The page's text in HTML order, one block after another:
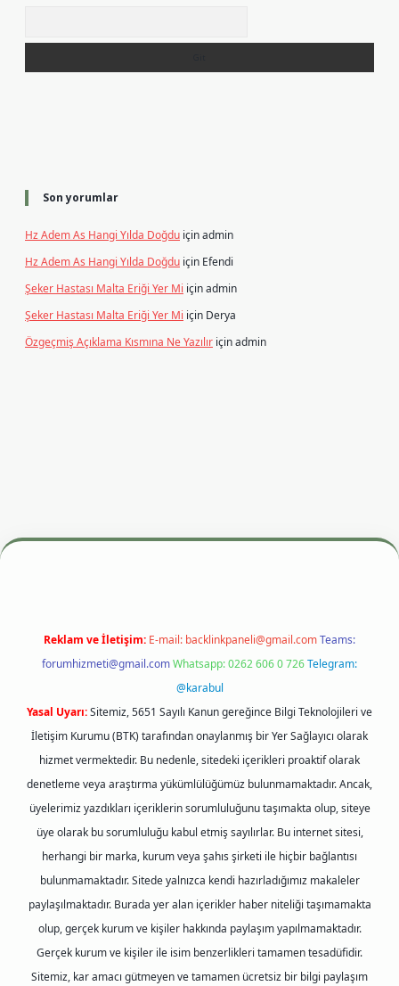
Son yorumlar
Hz Adem As Hangi Yılda Doğdu içinadmin
Hz Adem As Hangi Yılda Doğdu için Efendi
Şeker Hastası Malta Eriği Yer Mi içinadmin
Şeker Hastası Malta Eriği Yer Mi için Derya
Özgeçmiş Açıklama Kısmına Ne Yazılır içinadmin
betexper.xyzm elexbet
Reklam ve İletişim: E-mail: backlinkpaneli@gmail.comTeams:
forumhizmeti@gmail.comWhatsapp: 0262 606 0 726Telegram:
@karabul
Yasal Uyarı:Sitemiz, 5651 Sayılı Kanun gereğince Bilgi Teknolojileri ve
İletişim Kurumu (BTK) tarafından onaylanmış bir Yer Sağlayıcı olarak
hizmet vermektedir. Bu nedenle, sitedeki içerikleri proaktif olarak
denetleme veya araştırma yükümlülüğümüz bulunmamaktadır. Ancak,
üyelerimiz yazdıkları içeriklerin sorumluluğunu taşımakta olup, siteye
üye olarak bu sorumluluğu kabul etmiş sayılırlar. Bu internet sitesi,
herhangi bir marka, kurum veya şahıs şirketi ile hiçbir bağlantısı
bulunmamaktadır. Sitede yalnızca kendi hazırladığımız makaleler
paylaşılmaktadır. Burada yer alan içerikler haber niteliği taşımamakta
olup, gerçek kurum ve kişiler hakkında paylaşım yapılmamaktadır.
Gerçek kurum ve kişiler ile isim benzerlikleri tamamen tesadüfidir.
Sitemiz, kar amacı gütmeyen ve tamamen ücretsiz bir bilgi paylaşım